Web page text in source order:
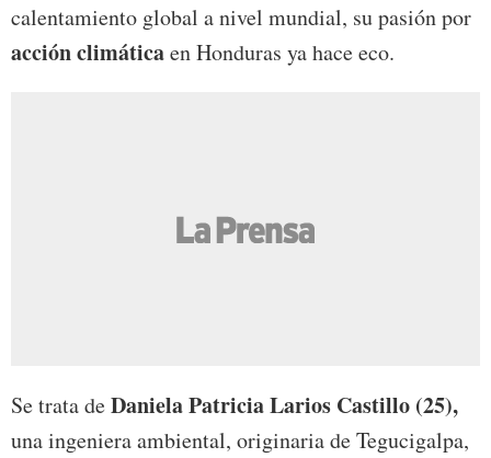
calentamiento global a nivel mundial, su pasión por
acción climáticaen Honduras ya hace eco.
Se trata deDaniela Patricia Larios Castillo (25),
una ingeniera ambiental, originaria de Tegucigalpa,